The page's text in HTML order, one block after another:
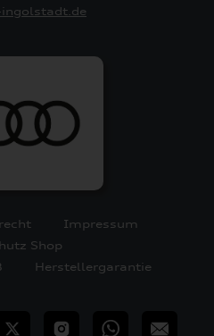
Impressum
Shop
Herstellergarantie
Twitter InstagramWhatsApp
E-